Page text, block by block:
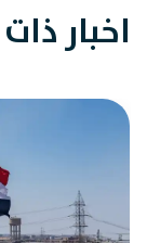
اخبار